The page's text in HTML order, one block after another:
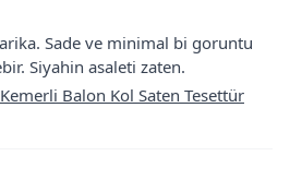
Sade ve minimal bi goruntu
Siyahin asaleti zaten.
Balon Kol Saten Tesettür